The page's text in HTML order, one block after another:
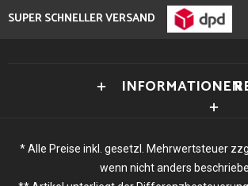
SUPER SCHNELLER VERSAND
INFORMATIONEN
* Alle Preise inkl. gesetzl. Mehrwertsteuer
wenn nicht anders